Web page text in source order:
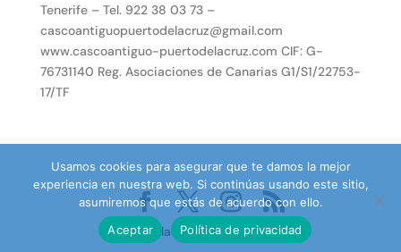
Tenerife – Tel. 922 38 03 73 –
cascoantiguopuertodelacruz@gmail.com
www.cascoantiguo-puertodelacruz.com CIF: G-
76731140 Reg. Asociaciones de Canarias G1/S1/22753-
17/TF
Desarrollado por TenePro.com
Usamos cookies para asegurar que te damos la mejor
experiencia en nuestra web. Si continúas usando este sitio,
asumiremos que estás de acuerdo con ello.
Aceptar
Política de privacidad